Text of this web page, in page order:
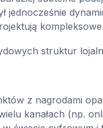
jednocześnie
struktur
z nagrodami
kanałach (np.